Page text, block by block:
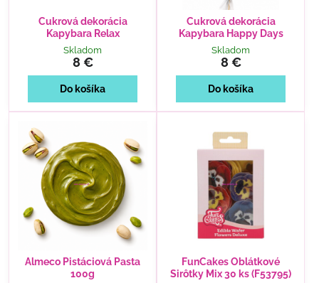
Cukrová dekorácia
Kapybara Relax
Skladom
8 €
Do košíka
Cukrová dekorácia
Kapybara Happy Days
Skladom
8 €
Do košíka
Almeco Pistáciová Pasta
100g
FunCakes Oblátkové
Sirôtky Mix 30 ks (F53795)